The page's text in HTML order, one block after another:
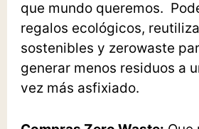
que mundo queremos.
regalos ecológicos,
sostenibles y zerowaste
generar menos residuos a
vez más asfixiado.